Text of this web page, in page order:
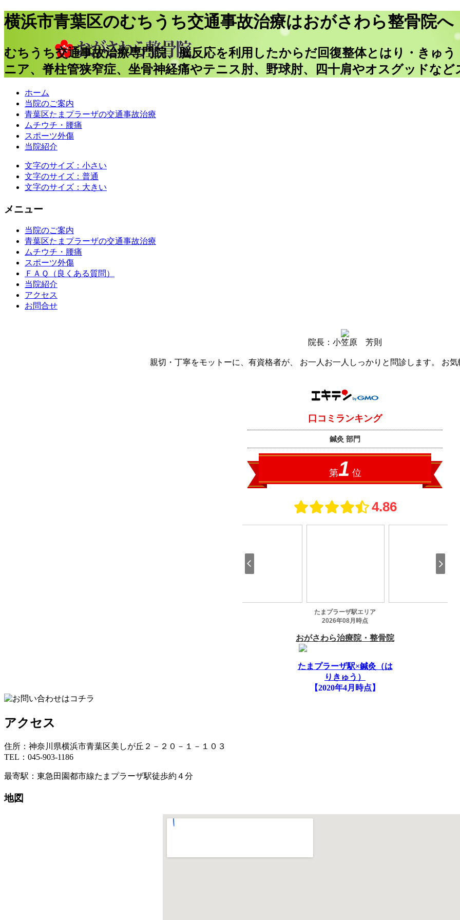
横浜市青葉区のむちうち交通事故治療はおがさわら整骨院へ
むちうち交通事故治療専門院、脳反応を利用したからだ回復整体とはり・きゅ
ニア、脊柱管狭窄症、坐骨神経痛やテニス肘、野球肘、四十肩やオスグッドなど
ホーム
当院のご案内
青葉区たまプラーザの交通事故治療
ムチウチ・腰痛
スポーツ外傷
当院紹介
文字のサイズ：小さい
文字のサイズ：普通
文字のサイズ：大きい
メニュー
当院のご案内
青葉区たまプラーザの交通事故治療
ムチウチ・腰痛
スポーツ外傷
ＦＡＱ（良くある質問）
当院紹介
アクセス
お問合せ
院長：小笠原 芳則
親切・丁寧をモットーに、有資格者が、 お一人お一人しっかりと問診します。 お気
たまプラーザ駅×鍼灸（は
りきゅう）
【2020年4月時点】
アクセス
住所：神奈川県横浜市青葉区美しが丘２－２０－１－１０３
TEL：045-903-1186
最寄駅：東急田園都市線たまプラーザ駅徒歩約４分
地図